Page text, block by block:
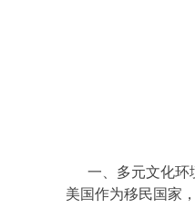
一、多元文化环
美国作为移民国家